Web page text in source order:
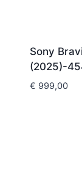
Sony
(2025)-
€ 999,00